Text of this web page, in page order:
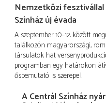
Nemzetközi fesztivállal
Színház új évada
A szeptember 10–12. között
találkozón magyarországi,
társulatok hat
programban egy határokon
ősbemutató is szerepel.
A Centrál Színház